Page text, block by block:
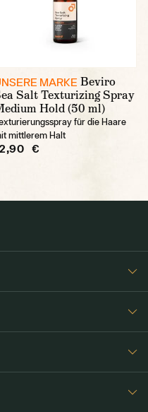
MARKE Beviro
Salt Texturizing Spray
Hold (50 ml)
für die Haare
mittlerem Halt
€
neue Produkte und